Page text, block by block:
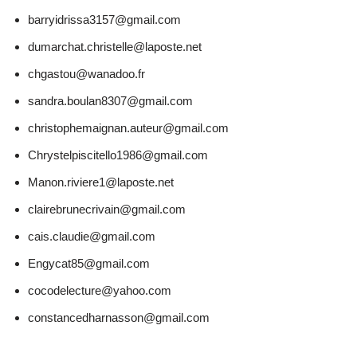
barryidrissa3157@gmail.com
dumarchat.christelle@laposte.net
chgastou@wanadoo.fr
sandra.boulan8307@gmail.com
christophemaignan.auteur@gmail.com
Chrystelpiscitello1986@gmail.com
Manon.riviere1@laposte.net
clairebrunecrivain@gmail.com
cais.claudie@gmail.com
Engycat85@gmail.com
cocodelecture@yahoo.com
constancedharnasson@gmail.com